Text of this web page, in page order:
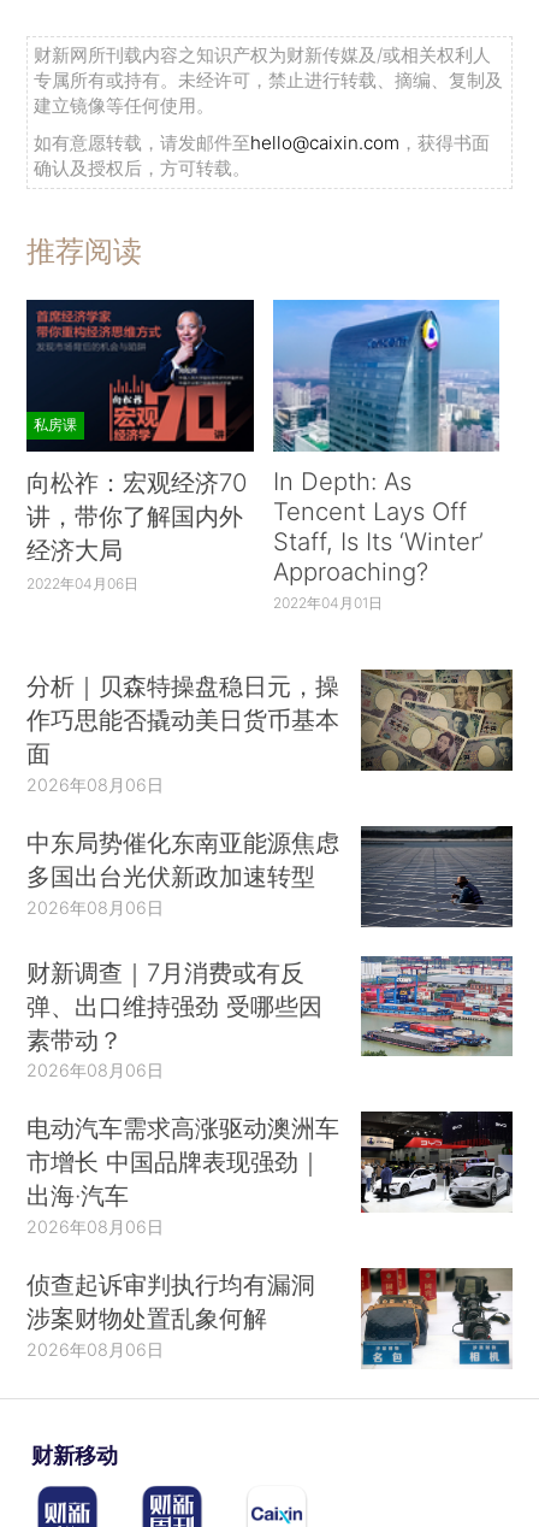
财新网所刊载内容之知识产权为财新传媒及/或相关权利人
专属所有或持有。未经许可，禁止进行转载、摘编、复制及
建立镜像等任何使用。
如有意愿转载，请发邮件至hello@caixin.com ，获得书面
确认及授权后，方可转载。
推荐阅读
私房课
向松祚：宏观经济70
讲，带你了解国内外
经济大局
2022年04月06日
In Depth: As
Tencent Lays Off
Staff, Is Its ‘Winter’
Approaching?
2022年04月01日
分析｜贝森特操盘稳日元，操
作巧思能否撬动美日货币基本
面
2026年08月06日
中东局势催化东南亚能源焦虑
多国出台光伏新政加速转型
2026年08月06日
财新调查｜7月消费或有反
弹、出口维持强劲 受哪些因
素带动？
2026年08月06日
电动汽车需求高涨驱动澳洲车
市增长 中国品牌表现强劲｜
出海·汽车
2026年08月06日
侦查起诉审判执行均有漏洞
涉案财物处置乱象何解
2026年08月06日
财新移动